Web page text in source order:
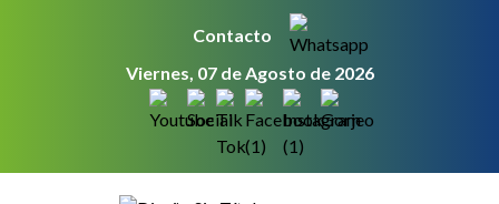
Contacto
Viernes, 07 de Agosto de 2026